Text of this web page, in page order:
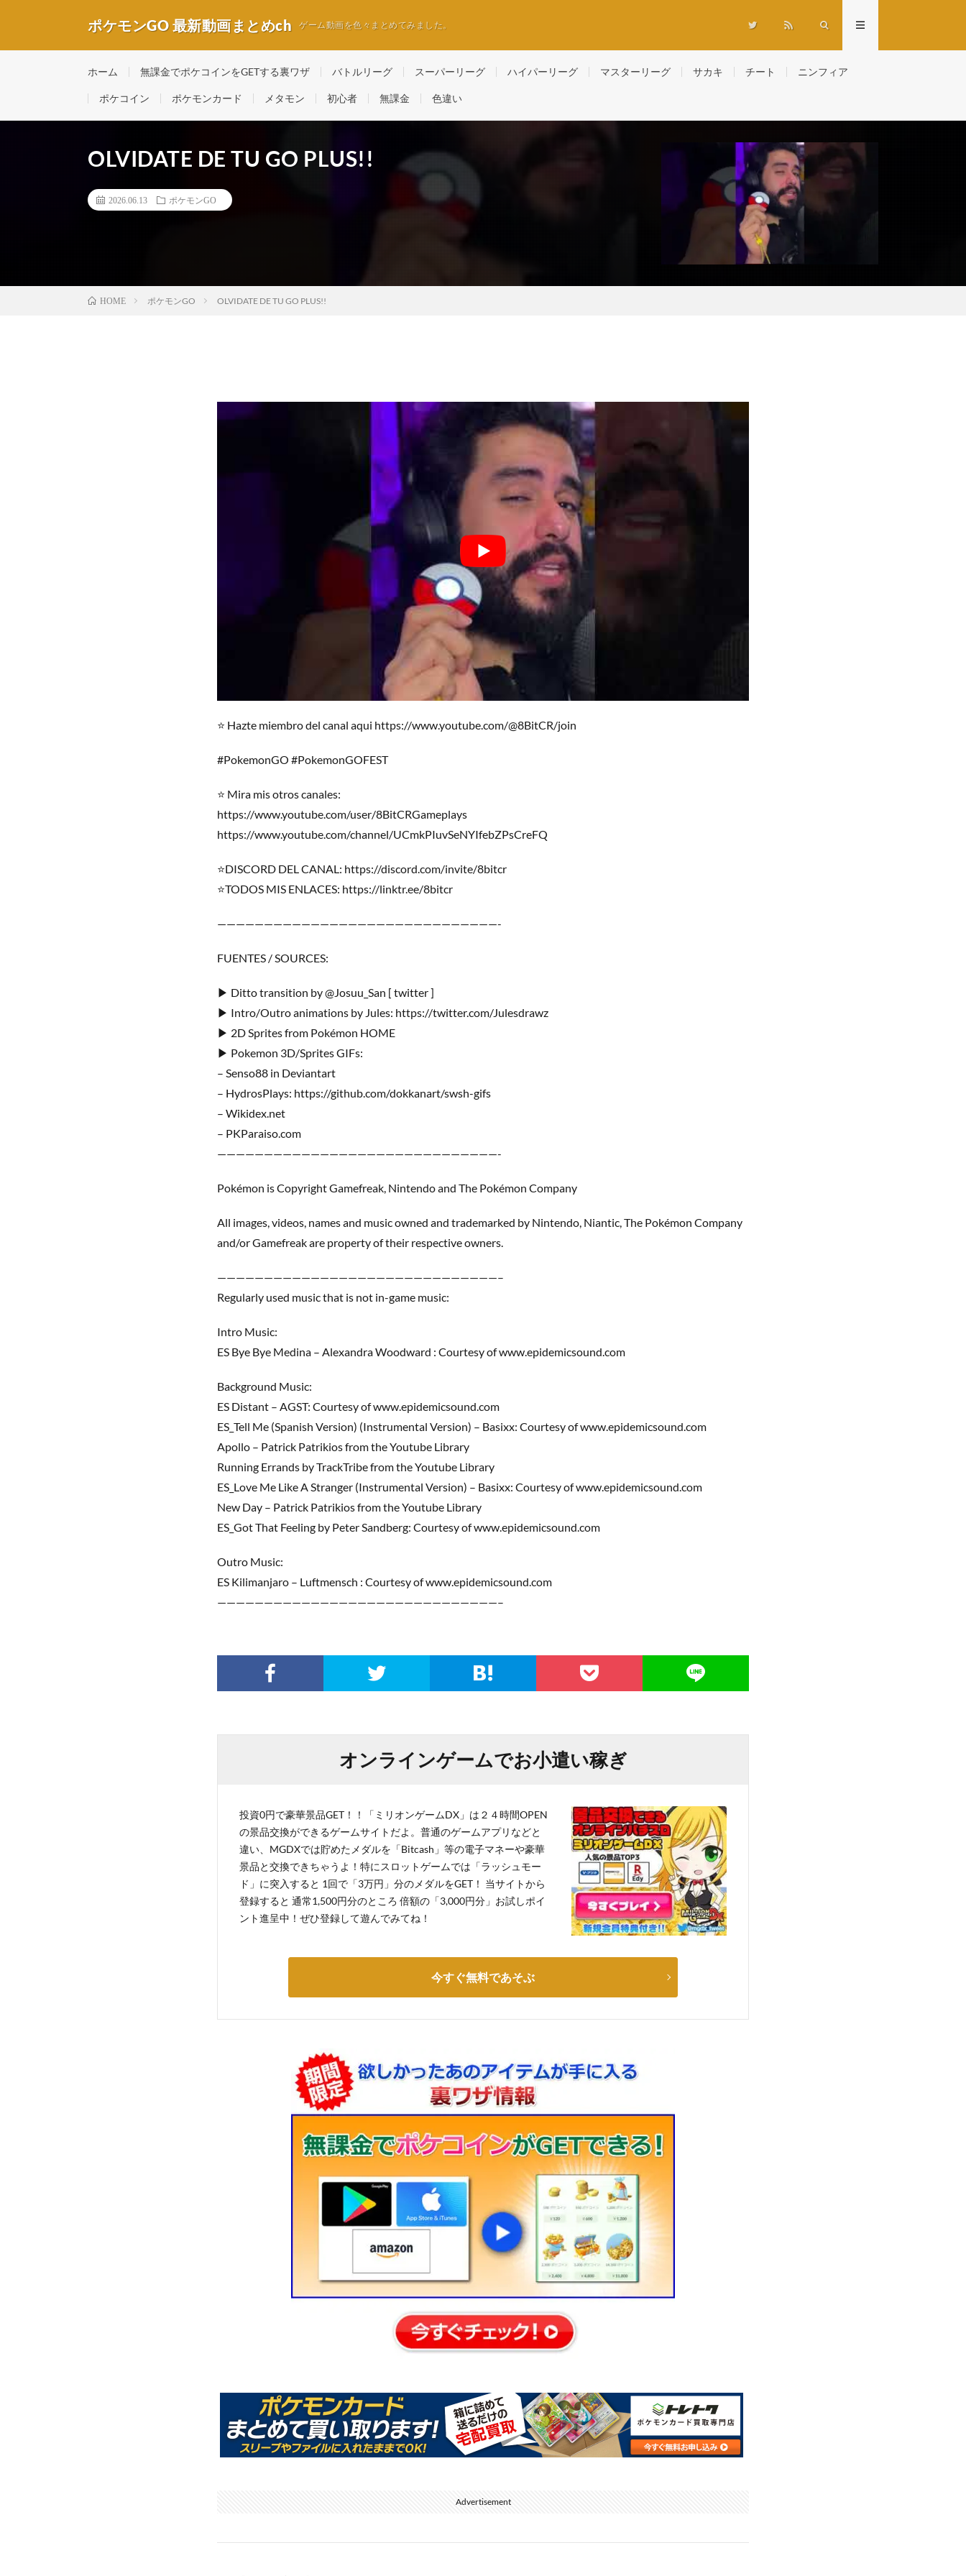
ポケモンGO 最新動画まとめch ゲーム動画を色々まとめてみました。
ホーム 無課金でポケコインをGETする裏ワザ バトルリーグ スーパーリーグ ハイパーリーグ マスターリーグ サカキ チート ニンフィア
ポケコイン ポケモンカード メタモン 初心者 無課金 色違い
OLVIDATE DE TU GO PLUS!!
2026.06.13 ポケモンGO
HOME ポケモンGO OLVIDATE DE TU GO PLUS!!
⭐ Hazte miembro del canal aqui https://www.youtube.com/@8BitCR/join
#PokemonGO #PokemonGOFEST
⭐ Mira mis otros canales:
https://www.youtube.com/user/8BitCRGameplays
https://www.youtube.com/channel/UCmkPIuvSeNYIfebZPsCreFQ
⭐DISCORD DEL CANAL: https://discord.com/invite/8bitcr
⭐TODOS MIS ENLACES: https://linktr.ee/8bitcr
——————————————————————————————-
FUENTES / SOURCES:
▶ Ditto transition by @Josuu_San [ twitter ]
▶ Intro/Outro animations by Jules: https://twitter.com/Julesdrawz
▶ 2D Sprites from Pokémon HOME
▶ Pokemon 3D/Sprites GIFs:
– Senso88 in Deviantart
– HydrosPlays: https://github.com/dokkanart/swsh-gifs
– Wikidex.net
– PKParaiso.com
——————————————————————————————-
Pokémon is Copyright Gamefreak, Nintendo and The Pokémon Company
All images, videos, names and music owned and trademarked by Nintendo, Niantic, The Pokémon Company
and/or Gamefreak are property of their respective owners.
——————————————————————————————–
Regularly used music that is not in-game music:
Intro Music:
ES Bye Bye Medina – Alexandra Woodward : Courtesy of www.epidemicsound.com
Background Music:
ES Distant – AGST: Courtesy of www.epidemicsound.com
ES_Tell Me (Spanish Version) (Instrumental Version) – Basixx: Courtesy of www.epidemicsound.com
Apollo – Patrick Patrikios from the Youtube Library
Running Errands by TrackTribe from the Youtube Library
ES_Love Me Like A Stranger (Instrumental Version) – Basixx: Courtesy of www.epidemicsound.com
New Day – Patrick Patrikios from the Youtube Library
ES_Got That Feeling by Peter Sandberg: Courtesy of www.epidemicsound.com
Outro Music:
ES Kilimanjaro – Luftmensch : Courtesy of www.epidemicsound.com
——————————————————————————————–
オンラインゲームでお小遣い稼ぎ
投資0円で豪華景品GET！！「ミリオンゲームDX」は２４時間OPEN
の景品交換ができるゲームサイトだよ。普通のゲームアプリなどと
違い、MGDXでは貯めたメダルを「Bitcash」等の電子マネーや豪華
景品と交換できちゃうよ！特にスロットゲームでは「ラッシュモー
ド」に突入すると 1回で「3万円」分のメダルをGET！ 当サイトから
登録すると 通常1,500円分のところ 倍額の「3,000円分」お試しポイ
ント進呈中！ぜひ登録して遊んでみてね！
今すぐ無料であそぶ
Advertisement